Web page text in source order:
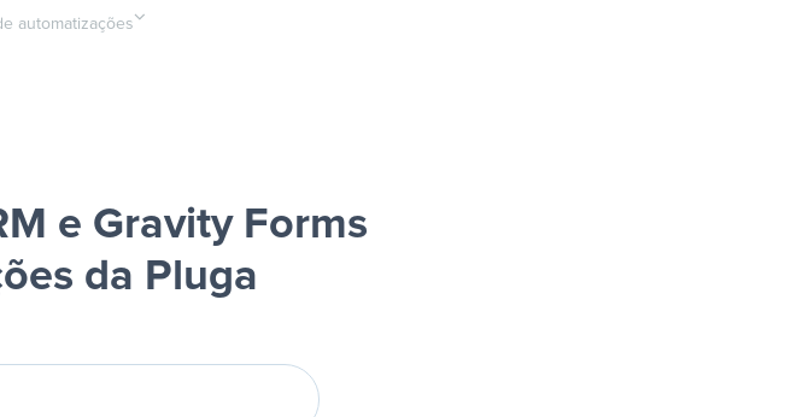
automatizações
e Gravity Forms
da Pluga